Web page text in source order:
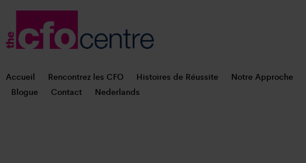
Accueil Rencontrez les CFO Histoires de Réussite Notre Approche
Blogue
Contact Nederlands